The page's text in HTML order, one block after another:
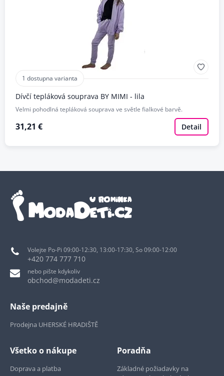
1 dostupna varianta
Dívčí tepláková souprava BY MIMI - lila
Velmi pohodlná tepláková souprava ve světle fialkové barvě.
31,21 € Detail
Volejte Po-Pi 09:00-12:30, 13:00-17:30, So 09:00-12:00
+420 774 777 710
nebo pište kdykoliv
obchod@modadeti.cz
Naše predajně
Prodejna UHERSKÉ HRADIŠTĚ
Všetko o nákupe
Doprava a platba
Poradňa
Základné požiadavky na